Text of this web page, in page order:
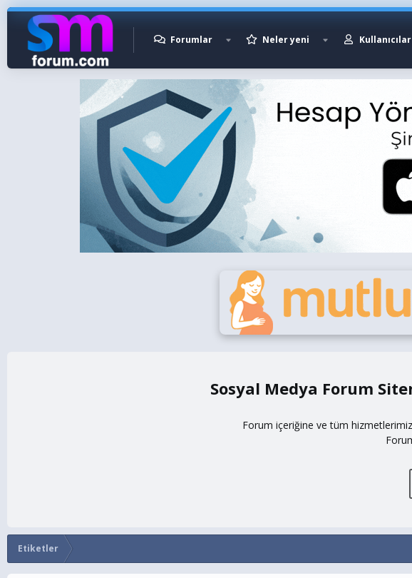
Forumlar Neler yeni Kullanıcılar
Sosyal Medya Forum
Forum içeriğine ve tüm
Etiketler